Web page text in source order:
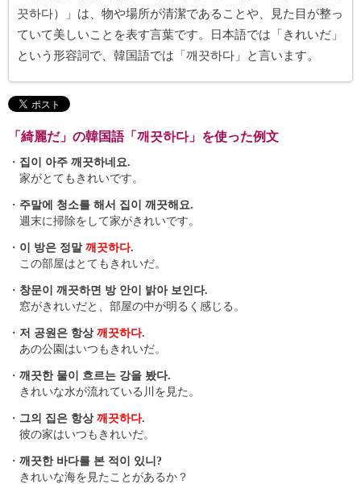
끗하다）」は、物や場所が清潔であることや、見た目が整っ
ていて美しいことを表す言葉です。日本語では「きれいだ」
という形容詞で、韓国語では「깨끗하다」と言います。
「綺麗だ」の韓国語「깨끗하다」を使った例文
・ 집이 아주 깨끗하네요.
家がとてもきれいです。
・ 주말에 청소를 해서 집이 깨끗해요.
週末に掃除をして家がきれいです。
・ 이 방은 정말 깨끗하다.
この部屋はとてもきれいだ。
・ 창문이 깨끗하면 방 안이 밝아 보인다.
窓がきれいだと、部屋の中が明るく感じる。
・ 저 공원은 항상 깨끗하다.
あの公園はいつもきれいだ。
・ 깨끗한 물이 흐르는 강을 봤다.
きれいな水が流れている川を見た。
・ 그의 집은 항상 깨끗하다.
彼の家はいつもきれいだ。
・ 깨끗한 바다를 본 적이 있니?
きれいな海を見たことがあるか？